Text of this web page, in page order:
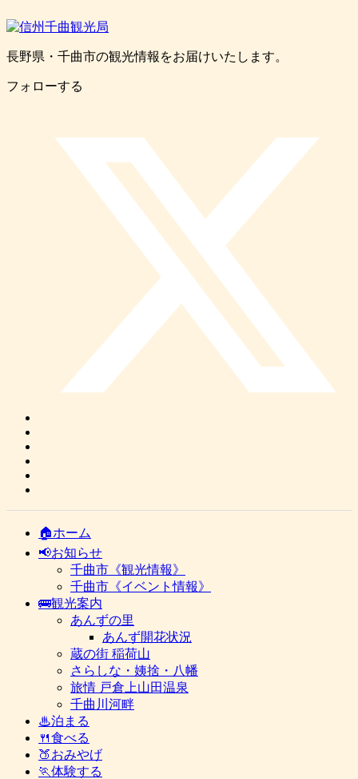
長野県・千曲市の観光情報をお届けいたします。
フォローする
🏠ホーム
📢お知らせ
千曲市《観光情報》
千曲市《イベント情報》
🚌観光案内
あんずの里
あんず開花状況
蔵の街 稲荷山
さらしな・姨捨・八幡
旅情 戸倉上山田温泉
千曲川河畔
♨泊まる
🍴食べる
🍑おみやげ
🏃体験する